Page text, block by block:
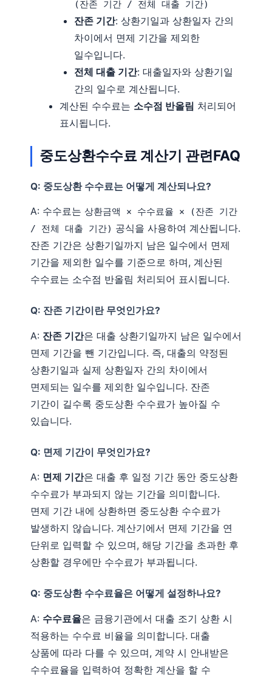
(잔존 기간 / 전체 대출 기간)
잔존 기간: 상환기일과 상환일자 간의
차이에서 면제 기간을 제외한
일수입니다.
전체 대출 기간: 대출일자와 상환기일
간의 일수로 계산됩니다.
계산된 수수료는 소수점 반올림 처리되어
표시됩니다.
중도상환수수료 계산기 관련FAQ
Q: 중도상환 수수료는 어떻게 계산되나요?
A: 수수료는 상환금액 × 수수료율 × (잔존 기간
/ 전체 대출 기간) 공식을 사용하여 계산됩니다.
잔존 기간은 상환기일까지 남은 일수에서 면제
기간을 제외한 일수를 기준으로 하며, 계산된
수수료는 소수점 반올림 처리되어 표시됩니다.
Q: 잔존 기간이란 무엇인가요?
A: 잔존 기간은 대출 상환기일까지 남은 일수에서
면제 기간을 뺀 기간입니다. 즉, 대출의 약정된
상환기일과 실제 상환일자 간의 차이에서
면제되는 일수를 제외한 일수입니다. 잔존
기간이 길수록 중도상환 수수료가 높아질 수
있습니다.
Q: 면제 기간이 무엇인가요?
A: 면제 기간은 대출 후 일정 기간 동안 중도상환
수수료가 부과되지 않는 기간을 의미합니다.
면제 기간 내에 상환하면 중도상환 수수료가
발생하지 않습니다. 계산기에서 면제 기간을 연
단위로 입력할 수 있으며, 해당 기간을 초과한 후
상환할 경우에만 수수료가 부과됩니다.
Q: 중도상환 수수료율은 어떻게 설정하나요?
A: 수수료율은 금융기관에서 대출 조기 상환 시
적용하는 수수료 비율을 의미합니다. 대출
상품에 따라 다를 수 있으며, 계약 시 안내받은
수수료율을 입력하여 정확한 계산을 할 수